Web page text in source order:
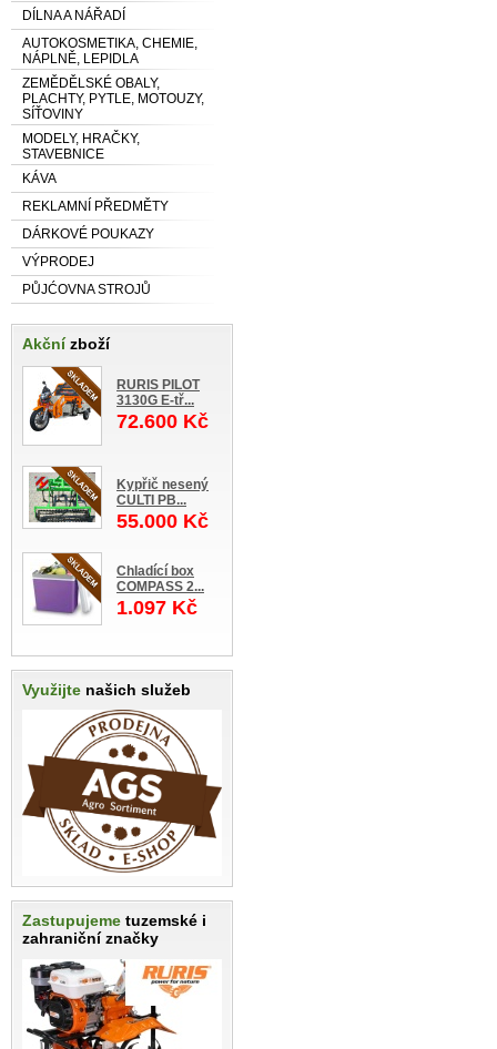
DÍLNA A NÁŘADÍ
AUTOKOSMETIKA, CHEMIE,
NÁPLNĚ, LEPIDLA
ZEMĚDĚLSKÉ OBALY,
PLACHTY, PYTLE, MOTOUZY,
SÍŤOVINY
MODELY, HRAČKY,
STAVEBNICE
KÁVA
REKLAMNÍ PŘEDMĚTY
DÁRKOVÉ POUKAZY
VÝPRODEJ
PŮJĆOVNA STROJŮ
Akčnízboží
RURIS PILOT
3130G E-tř...
72.600 Kč
Kypřič nesený
CULTI PB...
55.000 Kč
Chladící box
COMPASS 2...
1.097 Kč
Využijte našich služeb
Zastupujeme tuzemské i
zahraniční značky